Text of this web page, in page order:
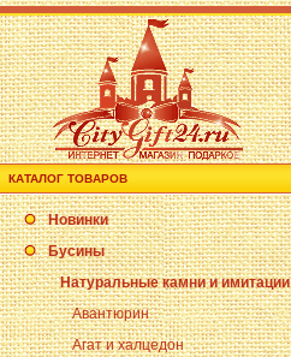
КАТАЛОГ ТОВАРОВ
Новинки
Бусины
Натуральные камни и имитации
Авантюрин
Агат и халцедон